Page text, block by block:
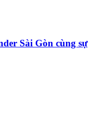
Sài Gòn cùng sự